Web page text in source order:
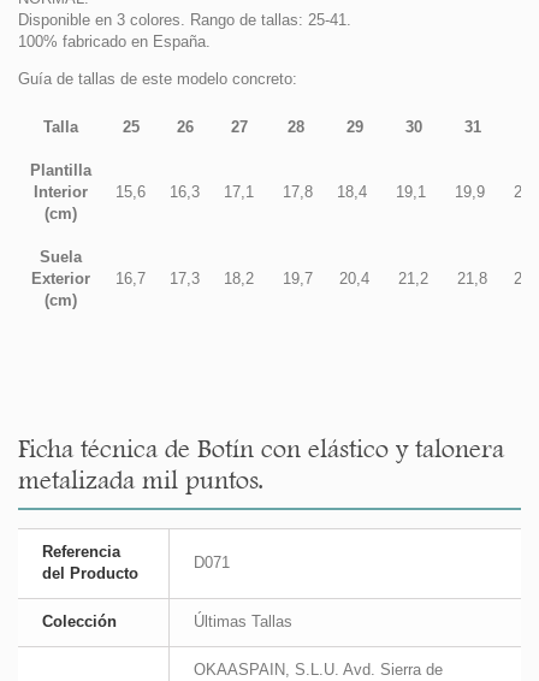
Disponible en 3 colores. Rango de tallas: 25-41.
100% fabricado en España.
Guía de tallas de este modelo concreto:
Talla 25 26 27 28 29 30 31
Plantilla
Interior
(cm)
15,6 16,3 17,1 17,8 18,4 19,1 19,9
Suela
Exterior
(cm)
16,7 17,3 18,2 19,7 20,4 21,2 21,8
Ficha técnica de Botín con elástico y talonera
metalizada mil puntos.
Referencia
del Producto
D071
Colección Últimas Tallas
OKAASPAIN, S.L.U. Avd. Sierra de